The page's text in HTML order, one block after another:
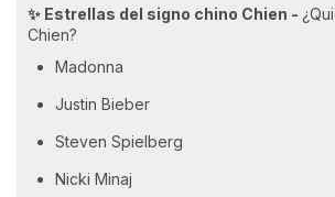
✨ Estrellas del signo chino Chien -
Chien?
Madonna
Justin Bieber
Steven Spielberg
Nicki Minaj